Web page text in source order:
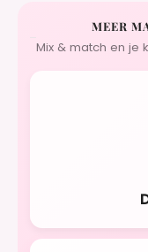
MEER
Mix & match en je